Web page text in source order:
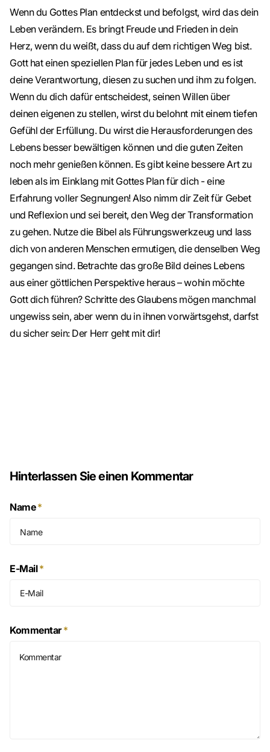
Wenn du Gottes Plan entdeckst und befolgst, wird das dein
Leben verändern. Es bringt Freude und Frieden in dein
Herz, wenn du weißt, dass du auf dem richtigen Weg bist.
Gott hat einen speziellen Plan für jedes Leben und es ist
deine Verantwortung, diesen zu suchen und ihm zu folgen.
Wenn du dich dafür entscheidest, seinen Willen über
deinen eigenen zu stellen, wirst du belohnt mit einem tiefen
Gefühl der Erfüllung. Du wirst die Herausforderungen des
Lebens besser bewältigen können und die guten Zeiten
noch mehr genießen können. Es gibt keine bessere Art zu
leben als im Einklang mit Gottes Plan für dich - eine
Erfahrung voller Segnungen! Also nimm dir Zeit für Gebet
und Reflexion und sei bereit, den Weg der Transformation
zu gehen. Nutze die Bibel als Führungswerkzeug und lass
dich von anderen Menschen ermutigen, die denselben Weg
gegangen sind. Betrachte das große Bild deines Lebens
aus einer göttlichen Perspektive heraus – wohin möchte
Gott dich führen? Schritte des Glaubens mögen manchmal
ungewiss sein, aber wenn du in ihnen vorwärtsgehst, darfst
du sicher sein: Der Herr geht mit dir!
Hinterlassen Sie einen Kommentar
Name*
E-Mail*
Kommentar *